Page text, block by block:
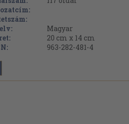
Magyar
20 cm x 14 cm
963-282-481-4